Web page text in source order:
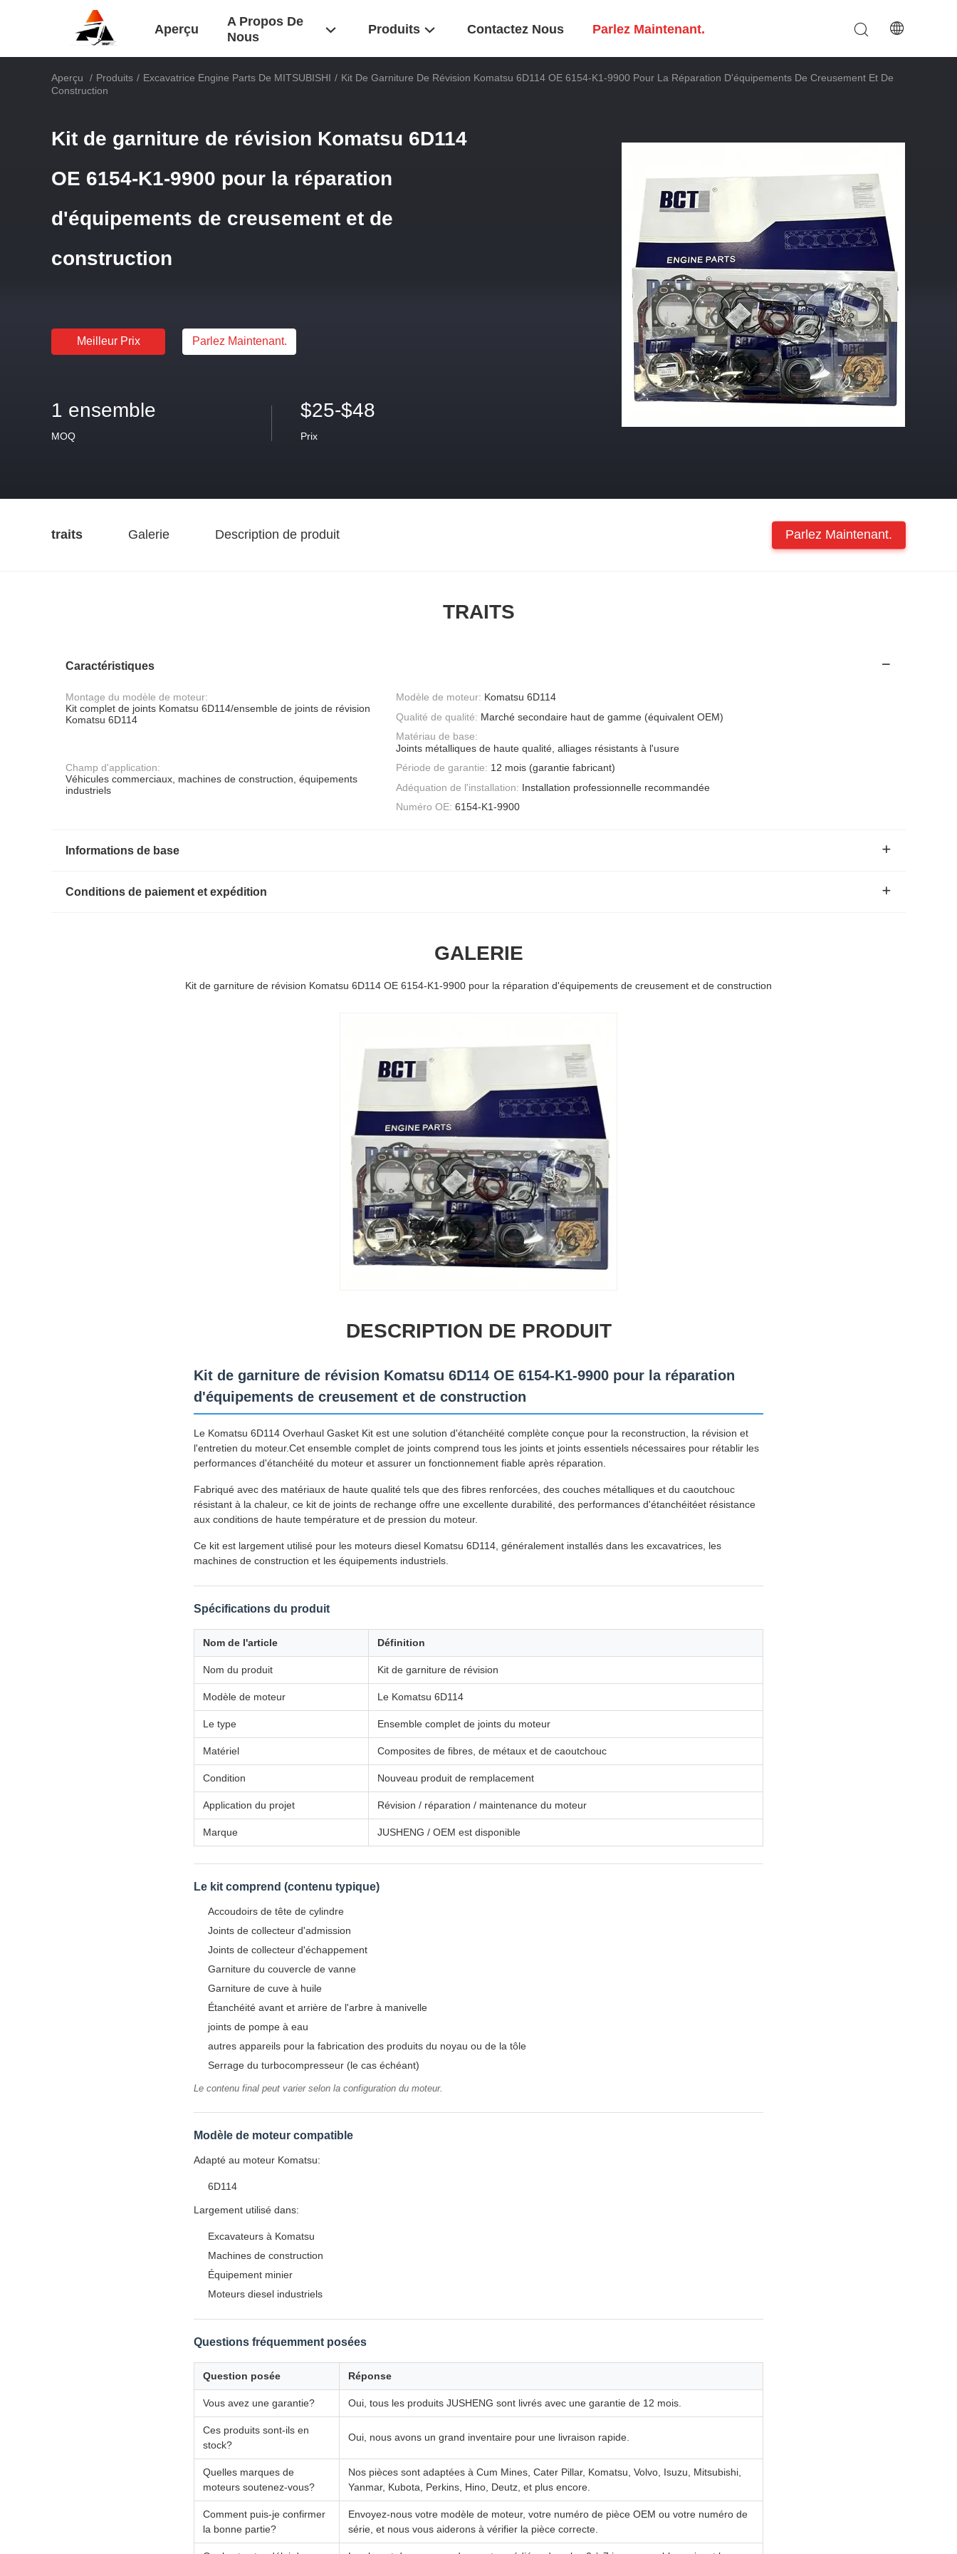
Aperçu
A Propos De
Nous
Produits Contactez Nous Parlez Maintenant.
Aperçu / Produits / Excavatrice Engine Parts De MITSUBISHI / Kit De Garniture De Révision Komatsu 6D114 OE 6154-K1-9900 Pour La Réparation D'équipements De Creusement Et De
Construction
Kit de garniture de révision Komatsu 6D114
OE 6154-K1-9900 pour la réparation
d'équipements de creusement et de
construction
Meilleur Prix Parlez Maintenant.
1 ensemble
MOQ
$25-$48
Prix
traits Galerie Description de produit Parlez Maintenant.
TRAITS
Caractéristiques
Montage du modèle de moteur:
Kit complet de joints Komatsu 6D114/ensemble de joints de révision
Komatsu 6D114
Modèle de moteur: Komatsu 6D114
Qualité de qualité: Marché secondaire haut de gamme (équivalent OEM)
Matériau de base:
Joints métalliques de haute qualité, alliages résistants à l'usure
Champ d'application:
Véhicules commerciaux, machines de construction, équipements
industriels
Période de garantie: 12 mois (garantie fabricant)
Adéquation de l'installation: Installation professionnelle recommandée
Numéro OE: 6154-K1-9900
Informations de base
Conditions de paiement et expédition
GALERIE
Kit de garniture de révision Komatsu 6D114 OE 6154-K1-9900 pour la réparation d'équipements de creusement et de construction
DESCRIPTION DE PRODUIT
Kit de garniture de révision Komatsu 6D114 OE 6154-K1-9900 pour la réparation
d'équipements de creusement et de construction
Le Komatsu 6D114 Overhaul Gasket Kit est une solution d'étanchéité complète conçue pour la reconstruction, la révision et
l'entretien du moteur.Cet ensemble complet de joints comprend tous les joints et joints essentiels nécessaires pour rétablir les
performances d'étanchéité du moteur et assurer un fonctionnement fiable après réparation.
Fabriqué avec des matériaux de haute qualité tels que des fibres renforcées, des couches métalliques et du caoutchouc
résistant à la chaleur, ce kit de joints de rechange offre une excellente durabilité, des performances d'étanchéitéet résistance
aux conditions de haute température et de pression du moteur.
Ce kit est largement utilisé pour les moteurs diesel Komatsu 6D114, généralement installés dans les excavatrices, les
machines de construction et les équipements industriels.
Spécifications du produit
Nom de l'article Définition
Nom du produit Kit de garniture de révision
Modèle de moteur Le Komatsu 6D114
Le type Ensemble complet de joints du moteur
Matériel Composites de fibres, de métaux et de caoutchouc
Condition Nouveau produit de remplacement
Application du projet Révision / réparation / maintenance du moteur
Marque JUSHENG / OEM est disponible
Le kit comprend (contenu typique)
Accoudoirs de tête de cylindre
Joints de collecteur d'admission
Joints de collecteur d'échappement
Garniture du couvercle de vanne
Garniture de cuve à huile
Étanchéité avant et arrière de l'arbre à manivelle
joints de pompe à eau
autres appareils pour la fabrication des produits du noyau ou de la tôle
Serrage du turbocompresseur (le cas échéant)
Le contenu final peut varier selon la configuration du moteur.
Modèle de moteur compatible
Adapté au moteur Komatsu:
6D114
Largement utilisé dans:
Excavateurs à Komatsu
Machines de construction
Équipement minier
Moteurs diesel industriels
Questions fréquemment posées
Question posée Réponse
Vous avez une garantie? Oui, tous les produits JUSHENG sont livrés avec une garantie de 12 mois.
Ces produits sont-ils en
stock?
Oui, nous avons un grand inventaire pour une livraison rapide.
Quelles marques de
moteurs soutenez-vous?
Nos pièces sont adaptées à Cum Mines, Cater Pillar, Komatsu, Volvo, Isuzu, Mitsubishi,
Yanmar, Kubota, Perkins, Hino, Deutz, et plus encore.
Comment puis-je confirmer
la bonne partie?
Envoyez-nous votre modèle de moteur, votre numéro de pièce OEM ou votre numéro de
série, et nous vous aiderons à vérifier la pièce correcte.